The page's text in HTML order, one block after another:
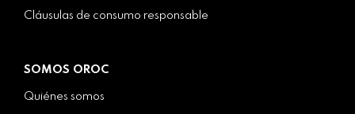
Cláusulas de consumo responsable
SOMOS OROC
Quiénes somos